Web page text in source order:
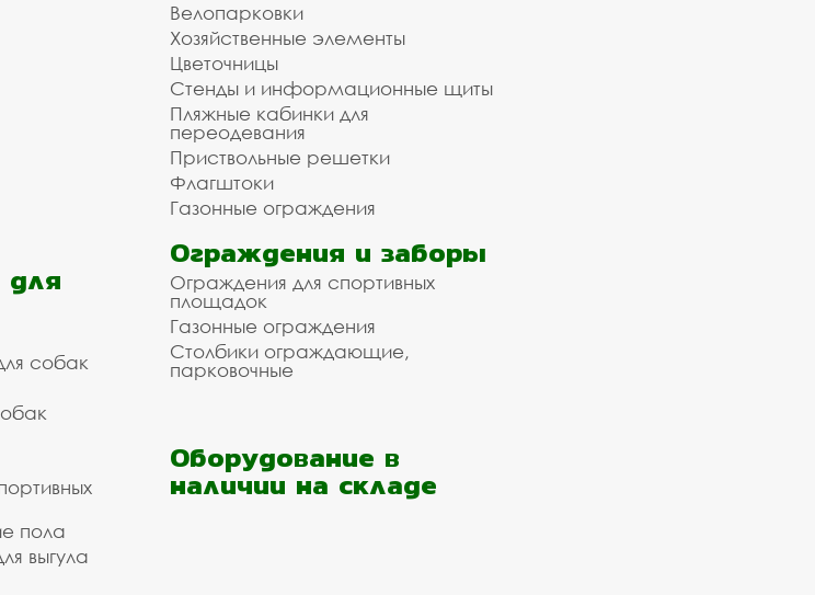
Велопарковки
Хозяйственные элементы
Цветочницы
Стенды и информационные щиты
Пляжные кабинки для
переодевания
Приствольные решетки
Флагштоки
Газонные ограждения
для
собак
Ограждения и заборы
Ограждения для спортивных
площадок
Газонные ограждения
Столбики ограждающие,
парковочные
пола
выгула
Оборудование в
наличии на складе